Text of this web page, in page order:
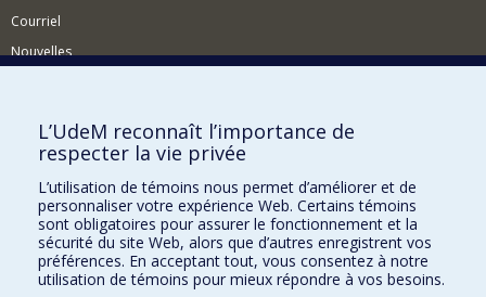
Courriel
Nouvelles
Comment soutenir le Département?
BESOIN D'AIDE?
Plan du site
Signaler une erreur
Accessibilité
FACULTÉ DES ARTS ET DES SCIENCES
L’UdeM reconnaît l’importance de
respecter la vie privée
L’utilisation de témoins nous permet d’améliorer et de
personnaliser votre expérience Web. Certains témoins
sont obligatoires pour assurer le fonctionnement et la
sécurité du site Web, alors que d’autres enregistrent vos
préférences. En acceptant tout, vous consentez à notre
utilisation de témoins pour mieux répondre à vos besoins.